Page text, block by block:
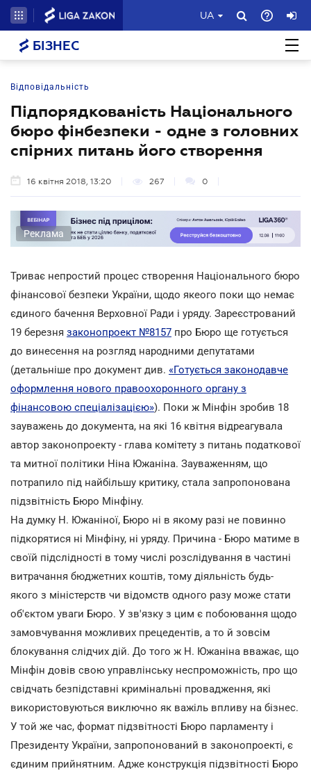
UA
БІЗНЕС
Відповідальність
Підпорядкованість Національного
бюро фінбезпеки - одне з головних
спірних питань його створення
16 квітня 2018, 13:20 267 0
Реклама
Триває непростий процес створення Національного бюро
фінансової безпеки України, щодо якеого поки що немає
єдиного бачення Верховної Ради і уряду. Зареєстрований
19 березня законопроект №8157 про Бюро ще готується
до винесення на розгляд народними депутатами
(детальніше про документ див. «Готується законодавче
оформлення нового правоохоронного органу з
фінансовою спеціалізацією»). Поки ж Мінфін зробив 18
зауважень до документа, на які 16 квітня відреагувала
автор законопроекту - глава комітету з питань податкової
та митної політики Ніна Южаніна. Зауваженням, що
потрапило під найбільшу критику, стала запропонована
підзвітність Бюро Мінфіну.
На думку Н. Южаніної, Бюро ні в якому разі не повинно
підкорятися ні Мінфіну, ні уряду. Причина - Бюро матиме в
своїй підслідності в тому числі розслідування в частині
витрачання бюджетних коштів, тому діяльність будь-
якого з міністерств чи відомств одного разу може стати
об'єктом уваги Бюро. У зв'язку з цим є побоювання щодо
замовчування можливих прецедентів, а то й зовсім
блокування слідчих дій. До того ж Н. Южаніна вважає, що
Мінфін довів свою управлінську неспроможність, про що
свідчать безпідставні кримінальні провадження, які
використовуються виключно як важіль впливу на бізнес.
У той же час, формат підзвітності Бюро парламенту і
Президенту України, запропонований в законопроекті, є
єдиним прийнятним. Адже конструкція підзвітності Бюро